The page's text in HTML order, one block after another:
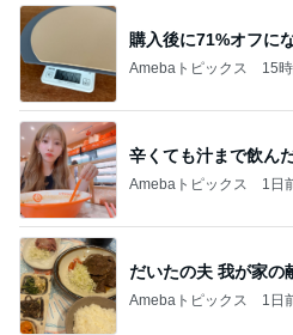
購入後に71%オフに
Amebaトピックス 15
辛くても汁まで飲ん
Amebaトピックス 1日
だいたの夫 我が家の
Amebaトピックス 1日